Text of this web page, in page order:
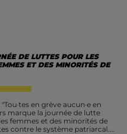
DE LUTTES POUR LES
ET DES MINORITÉS DE
"Tou·tes en grève aucun·e en
marque la journée de lutte
femmes et des minorités de
contre le système patriarcal....